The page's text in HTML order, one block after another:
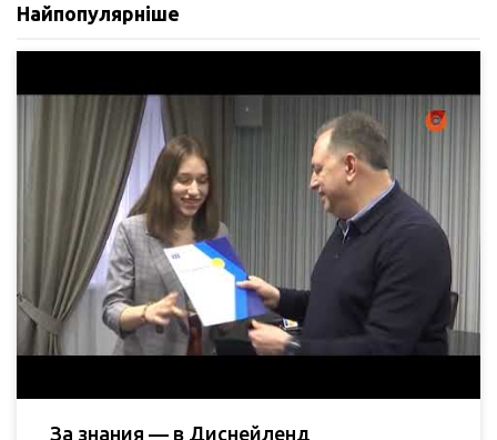
Найпопулярніше
За знания — в Диснейленд